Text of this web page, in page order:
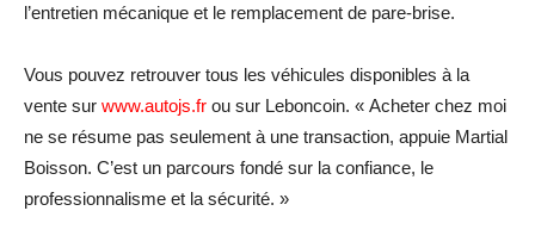
l’entretien mécanique et le remplacement de pare-brise.
Vous pouvez retrouver tous les véhicules disponibles à la
vente sur www.autojs.fr ou sur Leboncoin. « Acheter chez moi
ne se résume pas seulement à une transaction, appuie Martial
Boisson. C’est un parcours fondé sur la confiance, le
professionnalisme et la sécurité. »